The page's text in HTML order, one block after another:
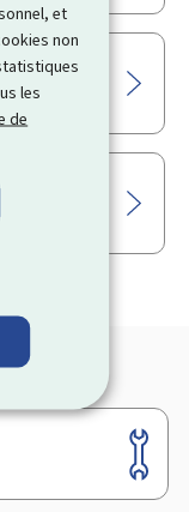
et
non
les
de